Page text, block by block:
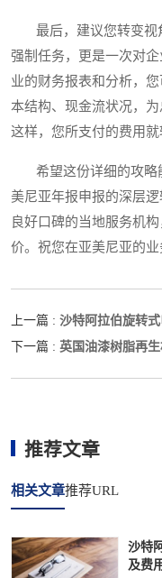
最后，建议您转变视
强制任务，更是一次对
业的财务报表和分析，
本结构、现金流状况，
这样，您所支付的费用就
希望这份详细的攻略
美尼亚年报申报的深层
良好口碑的当地服务机
价。祝您在亚美尼亚的业
上一篇 : 沙特阿拉伯旋转
下一篇 : 英国油漆树脂再
推荐文章
相关文章推荐URL
沙特
及费